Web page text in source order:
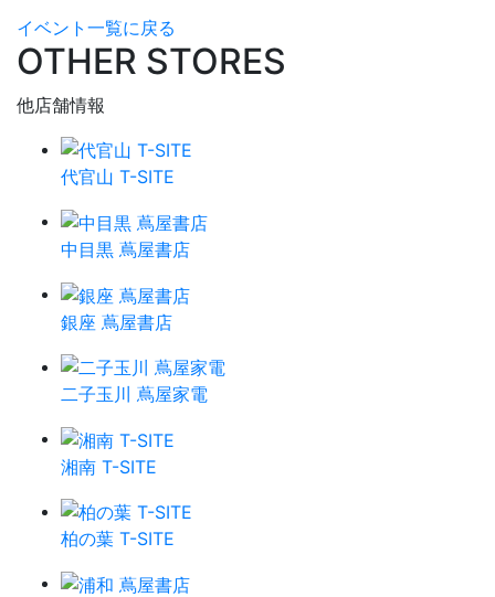
イベント一覧に戻る
OTHER STORES
他店舗情報
代官山 T-SITE
中目黒 蔦屋書店
銀座 蔦屋書店
二子玉川 蔦屋家電
湘南 T-SITE
柏の葉 T-SITE